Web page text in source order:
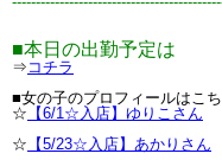
■本日の出勤予定は
⇒ コチラ
■女の子のプロフィールはこ
☆ 【6/1☆入店】ゆりこさん
☆ 【5/23☆入店】あかりさん